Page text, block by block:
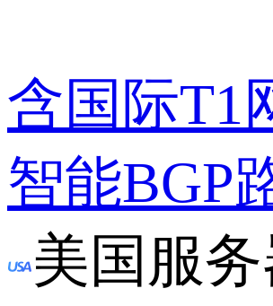
含国际T1
智能BGP
美国服